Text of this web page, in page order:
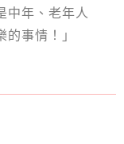
中年、老年人
事情！」